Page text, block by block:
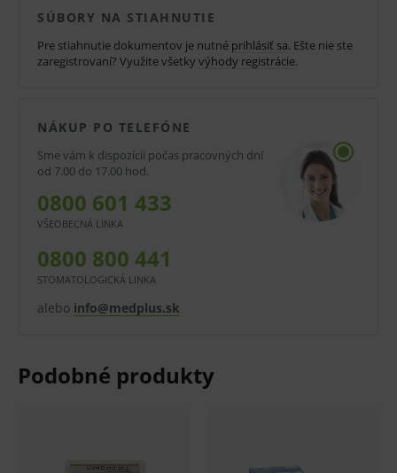
Časovo nenáročný materiál vďaka
vytvrdzovaniu svetlom a priamej aplikácii z
Podporuje obnovu sekundárneho dentínu.
K dispozícii v tubách alebo striekačkách.
Balenie:
2 x 5 g tuby Calcimol LC.
zdravotníckej pomôcky in vitro odporúčame poradu s
a ak je súčasťou, tak aj návod na jeho použitie.
byť zaručená, lepšia alebo rovnocenná s účinnosťou
SÚBORY NA STIAHNUTIE
Pre stiahnutie dokumentov je nutné prihlásiť sa. Ešte nie ste
zaregistrovaní? Využite všetky výhody registrácie.
NÁKUP PO TELEFÓNE
Sme vám k dispozícii počas pracovných dní
od 7.00 do 17.00 hod.
0800 601 433
VŠEOBECNÁ LINKA
0800 800 441
STOMATOLOGICKÁ LINKA
alebo info@medplus.sk